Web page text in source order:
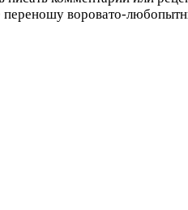
переношу воровато-